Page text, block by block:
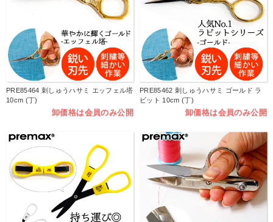
PRE85464 刺しゅうハサミ エッフェル塔
10cm (丁)
卸価格は会員のみ公開
PRE85462 刺しゅうハサミ ゴールド ラ
ビット 10cm (丁)
卸価格は会員のみ公開